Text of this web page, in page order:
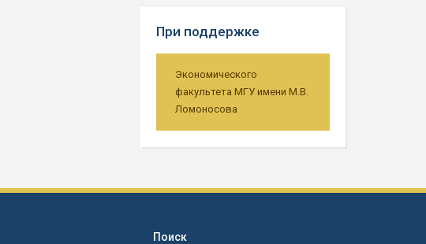
При поддержке
Экономического
факультета МГУ имени М.В.
Ломоносова
Поиск